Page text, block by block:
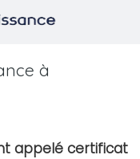
à
appelé certificat